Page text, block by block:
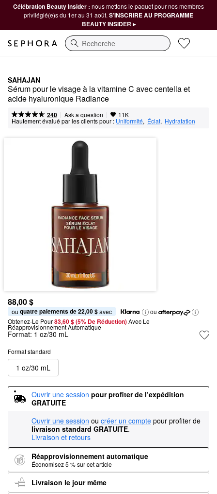
Célébration Beauty Insider : nous mettons le paquet pour nos membres
privilégié(e)s du 1er au 31 août. S’INSCRIRE AU PROGRAMME
BEAUTY INSIDER ▸
Recherche
SAHAJAN
Sérum pour le visage à la vitamine C avec centella et
acide hyaluronique Radiance
240 | Ask a question | 11K
Hautement évalué par les clients pour : Uniformité, Éclat, Hydratation
88,00 $
ou quatre paiements de 22,00 $ avec
ou
Obtenez-Le Pour83,60 $ (5% De Réduction) Avec Le
Réapprovisionnement Automatique
Format: 1 oz/30 mL
Format standard
1 oz/30 mL
Ouvrir une session pour profiter de l’expédition
GRATUITE
Ouvrir une session ou créer un compte pour profiter de
livraison standard GRATUITE.
Livraison et retours
Réapprovisionnement automatique
Économisez 5 % sur cet article
Livraison le jour même